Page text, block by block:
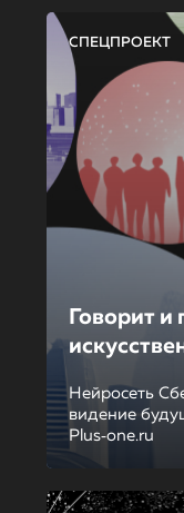
СПЕЦПРОЕКТ
Говорит и
Нейросеть
видение
Plus‑one.ru